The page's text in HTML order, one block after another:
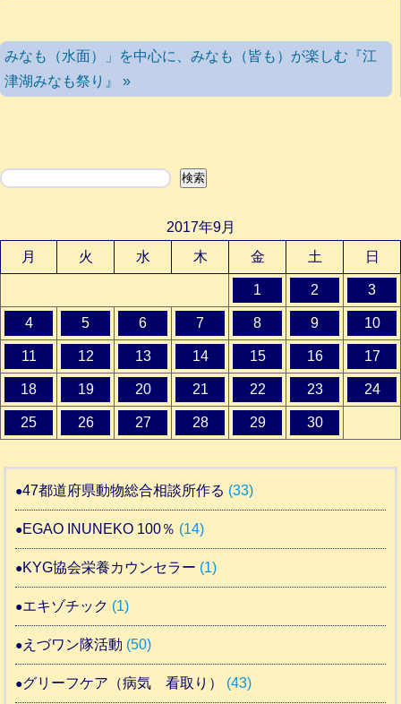
みなも（水面）」を中心に、みなも（皆も）が楽しむ『江
津湖みなも祭り』 »
検索 検索
2017年9月
月
火 水 木 金 土 日
1 2 3
4 5 6 7 8 9 10
11 12 13 14 15 16 17
18 19 20 21 22 23 24
25 26 27 28 29 30
47都道府県動物総合相談所作る (33)
EGAO INUNEKO 100％ (14)
KYG協会栄養カウンセラー (1)
エキゾチック (1)
えづワン隊活動 (50)
グリーフケア（病気 看取り） (43)